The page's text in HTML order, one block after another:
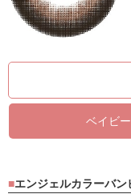
ベイビ
エンジェルカラーバ